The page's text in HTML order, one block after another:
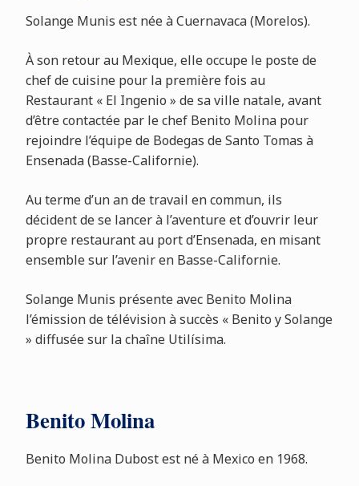
Solange Munis est née à Cuernavaca (Morelos).
À son retour au Mexique, elle occupe le poste de
chef de cuisine pour la première fois au
Restaurant « El Ingenio » de sa ville natale, avant
d’être contactée par le chef Benito Molina pour
rejoindre l’équipe de Bodegas de Santo Tomas à
Ensenada (Basse-Californie).
Au terme d’un an de travail en commun, ils
décident de se lancer à l’aventure et d’ouvrir leur
propre restaurant au port d’Ensenada, en misant
ensemble sur l’avenir en Basse-Californie.
Solange Munis présente avec Benito Molina
l’émission de télévision à succès « Benito y Solange
» diffusée sur la chaîne Utilísima.
Benito Molina
Benito Molina Dubost est né à Mexico en 1968.